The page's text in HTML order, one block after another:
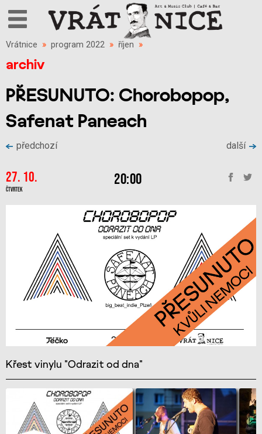
Vrátnice » program 2022 » říjen »
archiv
PŘESUNUTO: Chorobopop,
Safenat Paneach
předchozí další
27. 10.
Čtvrtek
20:00
Křest vinylu "Odrazit od dna"